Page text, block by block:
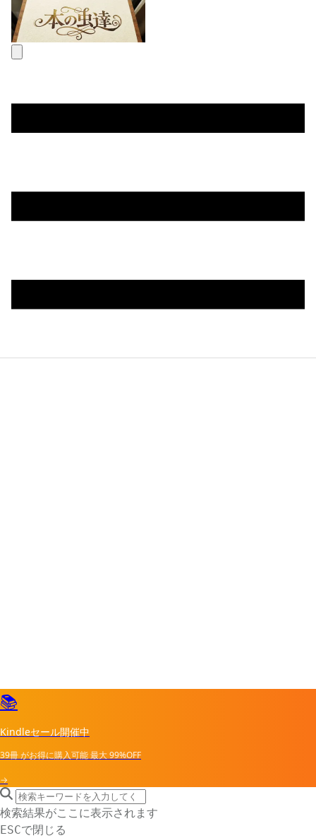
📚
Kindleセール開催中
39冊がお得に購入可能最大99%OFF
→
search icon
サイト内検索
検索結果がここに表示されます
ESCで閉じる